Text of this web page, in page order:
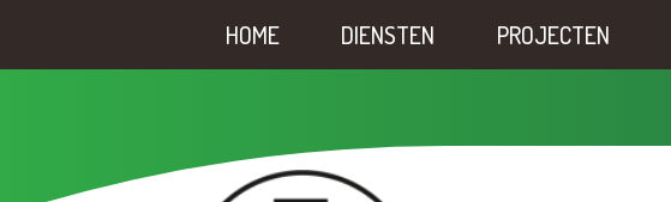
HOME DIENSTEN PROJECTEN